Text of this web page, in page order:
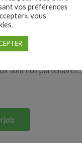
recruter en cliquant
nos partenaires.
vos préférences
vous